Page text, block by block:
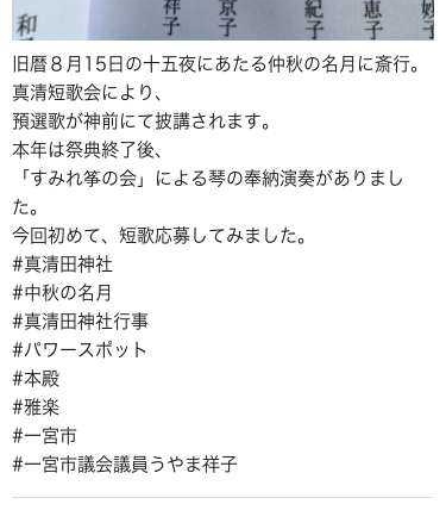
旧暦８月15日の十五夜にあたる仲秋の名月に斎行。
真清短歌会により、
預選歌が神前にて披講されます。
本年は祭典終了後、
「すみれ筝の会」による琴の奉納演奏がありまし
た。
今回初めて、短歌応募してみました。
#真清田神社
#中秋の名月
#真清田神社行事
#パワースポット
#本殿
#雅楽
#一宮市
#一宮市議会議員うやま祥子